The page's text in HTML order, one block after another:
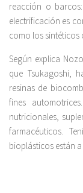
reacción o
electrificación es
como los sintéticos
Según explica
que Tsukagoshi,
resinas de
fines
nutricionales,
farmacéuticos.
bioplásticos están